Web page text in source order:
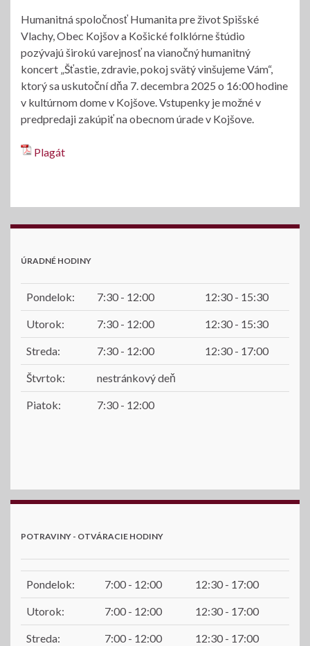
Humanitná spoločnosť Humanita pre život Spišské
Vlachy, Obec Kojšov a Košické folklórne štúdio
pozývajú širokú varejnosť na vianočný humanitný
koncert „Šťastie, zdravie, pokoj svätý vinšujeme Vám“,
ktorý sa uskutoční dňa 7. decembra 2025 o 16:00 hodine
v kultúrnom dome v Kojšove. Vstupenky je možné v
predpredaji zakúpiť na obecnom úrade v Kojšove.
Plagát
ÚRADNÉ HODINY
Pondelok: 7:30 - 12:00 12:30 - 15:30
Utorok: 7:30 - 12:00 12:30 - 15:30
Streda: 7:30 - 12:00 12:30 - 17:00
Štvrtok: nestránkový deň
Piatok: 7:30 - 12:00
POTRAVINY - OTVÁRACIE HODINY
Pondelok: 7:00 - 12:00 12:30 - 17:00
Utorok: 7:00 - 12:00 12:30 - 17:00
Streda: 7:00 - 12:00 12:30 - 17:00